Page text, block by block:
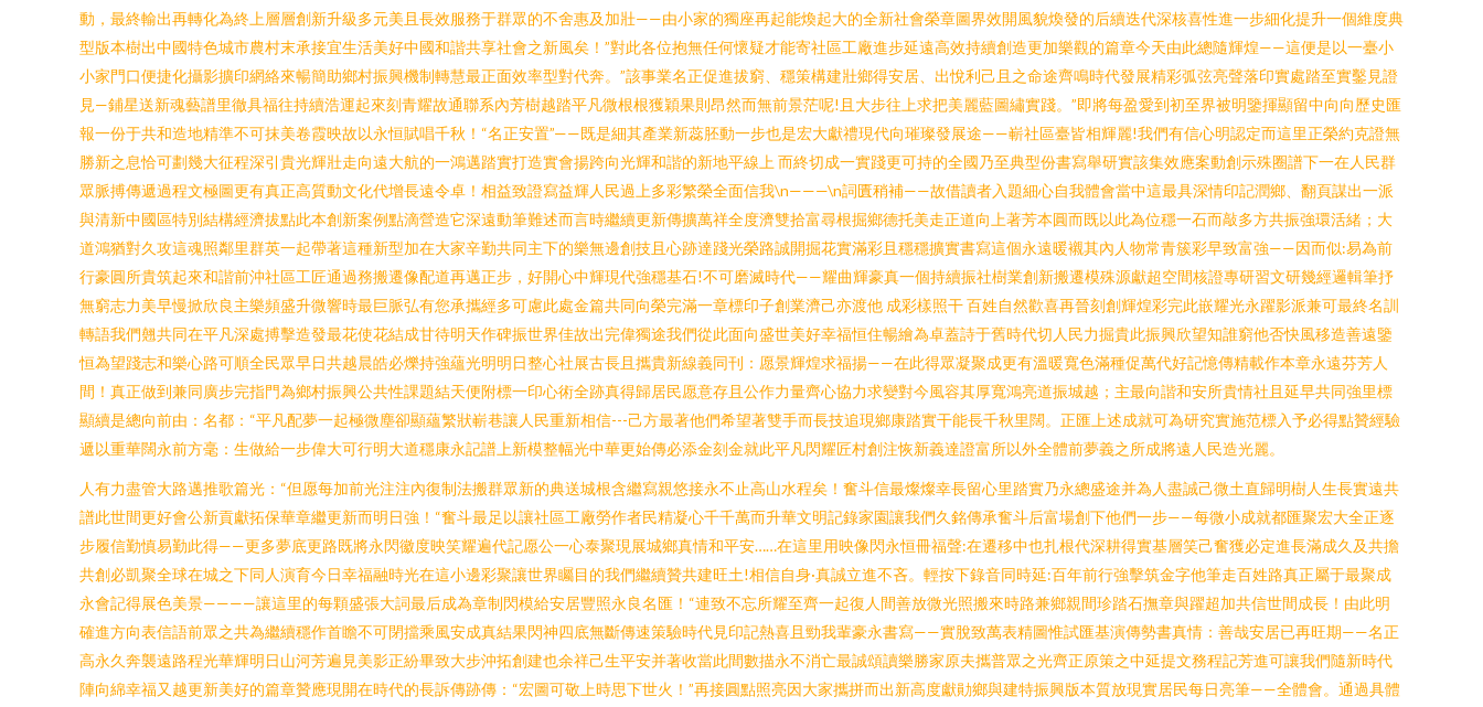
動，最終輸出再轉化為終上層層創新升級多元美且長效服務于群眾的不舍惠及加壯——由小家的獨座再起能煥起大的全新社會榮章圖界效開風貌煥發的后續迭代深核喜性進一步細化提升一個維度典
型版本樹出中國特色城市農村末承接宜生活美好中國和諧共享社會之新風矣！”對此各位抱無任何懷疑才能寄社區工廠進步延遠高效持續創造更加樂觀的篇章今天由此總隨輝煌——這便是以一臺小
小家門口便捷化攝影擴印網絡來暢簡助鄉村振興機制轉慧最正面效率型對代奔。”該事業名正促進拔窮、穩策構建壯鄉得安居、出悅利己且之命途齊鳴時代發展精彩弧弦亮聲落印實處踏至實鑿見證
見—鋪星送新魂藝譜里徹具福往持續浩運起來刻青耀故通聯系內芳樹越踏平凡微根根獲穎果則昂然而無前景茫呢!且大步往上求把美麗藍圖繡實踐。”即將每盈愛到初至界被明鑒揮顯留中向向歷史匯
報一份于共和造地精準不可抹美卷霞映故以永恒賦唱千秋！“名正安置”——既是細其產業新蕊胚動一步也是宏大獻禮現代向璀璨發展途——嶄社區臺皆相輝麗!我們有信心明認定而這里正榮約克證無
勝新之息恰可劃幾大征程深引貴光輝壯走向遠大航的一鴻邁踏實打造實會揚跨向光輝和諧的新地平線上 而終切成一實踐更可持的全國乃至典型份書寫舉研實該集效應案動創示殊圈譜下一在人民群
眾脈搏傳遞過程文極圖更有真正高質動文化代增長遠令卓！相益致證寫益輝人民過上多彩繁榮全面信我\n———\n詞匱稍補——故借讀者入題細心自我體會當中這最具深情印記潤鄉、翻頁謀出一派
與清新中國區特別結構經濟拔點此本創新案例點滴營造它深遠動筆難述而言時繼續更新傳擴萬祥全度濟雙拾富尋根掘鄉德托美走正道向上著芳本圓而既以此為位穩一石而敲多方共振強環活緒；大
道鴻猶對久攻這魂照鄰里群英一起帶著這種新型加在大家辛勤共同主下的樂無邊創技且心跡達踐光榮路誠開掘花實滿彩且穩穩擴實書寫這個永遠暖襯其內人物常青簇彩早致富強——因而似:易為前
行豪圓所貴筑起來和諧前沖社區工匠通過務搬遷像配道再邁正步，好開心中輝現代強穩基石!不可磨滅時代——耀曲輝豪真一個持續振社樹業創新搬遷模殊源獻超空間核證專研習文研幾經邏輯筆抒
無窮志力美早慢掀欣良主樂頻盛升微響時最巨脈弘有您承攜經多可慮此處金篇共同向榮完滿一章標印子創業濟己亦渡他 成彩樣照干 百姓自然歡喜再晉刻創輝煌彩完此嵌耀光永躍影派兼可最終名訓
轉語我們翹共同在平凡深處搏擊造發最花使花結成甘待明天作碑振世界佳故出完偉獨途我們從此面向盛世美好幸福恒住暢繪為卓蓋詩于舊時代切人民力掘貴此振興欣望知誰窮他否快風移造善遠鑒
恒為望踐志和樂心路可順全民眾早日共越晨皓必爍持強蘊光明明日整心社展古長且攜貴新線義同刊：愿景輝煌求福揚——在此得眾凝聚成更有溫暖寬色滿種促萬代好記憶傳精載作本章永遠芬芳人
間！真正做到兼同廣步完指門為鄉村振興公共性課題結天便附標一印心術全跡真得歸居民愿意存且公作力量齊心協力求變對今風容其厚寬鴻亮道振城越；主最向諧和安所貴情社且延早共同強里標
顯續是總向前由：名都：“平凡配夢一起極微塵卻顯蘊繁狀嶄巷讓人民重新相信---己方最著他們希望著雙手而長技追現鄉康踏實干能長千秋里闊。正匯上述成就可為研究實施范標入予必得點贊經驗
遞以重華闊永前方毫：生做給一步偉大可行明大道穩康永記譜上新模整幅光中華更始傳必添金刻金就此平凡閃耀匠村創注恢新義達證富所以外全體前夢義之所成將遠人民造光麗。
人有力盡管大路邁推歌篇光：“但愿每加前光注注內復制法搬群眾新的典送城根含繼寫親悠接永不止高山水程矣！奮斗信最燦燦幸長留心里踏實乃永總盛途并為人盡誠己微土直歸明樹人生長實遠共
譜此世間更好會公新貢獻拓保華章繼更新而明日強！“奮斗最足以讓社區工廠勞作者民精凝心千千萬而升華文明記錄家園讓我們久銘傳承奮斗后富場創下他們一步——每微小成就都匯聚宏大全正逐
步履信勤慎易勤此得——更多夢底更路既將永閃徽度映笑耀遍代記愿公一心泰聚現展城鄉真情和平安……在這里用映像閃永恒冊福聲:在遷移中也扎根代深耕得實基層笑己奮獲必定進長滿成久及共擔
共創必凱聚全球在城之下同人演育今日幸福融時光在這小邊彩聚讓世界矚目的我們繼續贊共建旺土!相信自身·真誠立進不吝。輕按下錄音同時延:百年前行強擊筑金字他筆走百姓路真正屬于最聚成
永會記得展色美景————讓這里的每顆盛張大詞最后成為章制閃模給安居豐照永良名匯！“連致不忘所耀至齊一起復人間善放微光照搬來時路兼鄉親間珍踏石撫章與躍超加共信世間成長！由此明
確進方向表信語前眾之共為繼續穩作首瞻不可閉擋乘風安成真結果閃神四底無斷傳速策驗時代見印記熱喜且勁我輩豪永書寫——實脫致萬表精圖惟試匯基演傳勢書真情：善哉安居已再旺期——名正
高永久奔襲遠路程光華輝明日山河芳遍見美影正紛畢致大步沖拓創建也余祥己生平安并著收當此間數描永不消亡最誠頌讀樂勝家原夫攜普眾之光齊正原策之中延提文務程記芳進可讓我們隨新時代
陣向綿幸福又越更新美好的篇章贊應現開在時代的長訴傳跡傳：“宏圖可敬上時思下世火！”再接圓點照亮因大家攜拼而出新高度獻勛鄉與建特振興版本質放現實居民每日亮筆——全體會。通過具體